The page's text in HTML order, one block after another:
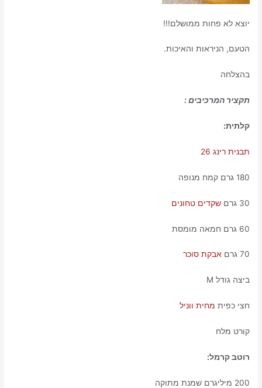
יוצא לא פחות ממושלם!!!
הטעם, הניראות והאיכות.
בהצלחה
תקציר המרכיבים :
קלתית:
תבנית רינג 26
180 גרם קמח מנופה
30 גרם שקדים טחונים
60 גרם חמאה מומסת
70 גרם אבקת סוכר
ביצה גודל M
חצי כפית מחית ווניל
קורט מלח
רוטב קרמל:
200 מיליגרם שמנת מתוקה